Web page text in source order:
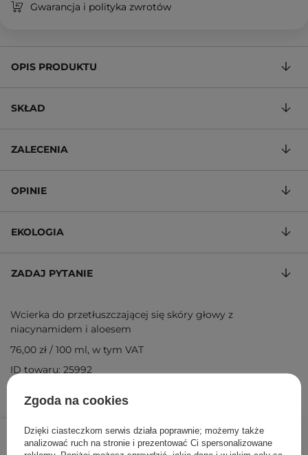
95,00 zł 99,00 zł /szt.
Gwarancja i polityka zwrotów
OPIS PRODUKTU
SKŁAD
ZALECENIA
OPINIE
EKOLOGIA
ZADAJ PYTANIE
Wcierka do przetłuszczającej się skóry głowy z
niacynamidem i aloesem
76,00 zł / 100 ml, w tym VAT
ID towaru: 25992
Zgoda na cookies
Dzięki ciasteczkom serwis działa poprawnie; możemy także
analizować ruch na stronie i prezentować Ci spersonalizowane